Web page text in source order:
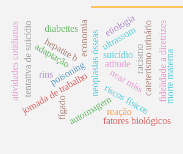
hepatite b neoplasias ósseas
poisoning
ultrassom cateterismo urinário
near miss fidelidade a diretrizes
jornada de trabalho riscos físicos
autoimagemfatores biológicos
morte materna
economia suicídio
tentativa de suicídio
reação
diabettes
fígado
rins
racismo
adaptação
atividades cotidianas atitude
etiologia